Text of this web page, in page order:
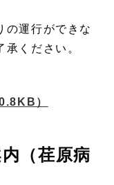
の運行ができな
ください。
）
（荏原病